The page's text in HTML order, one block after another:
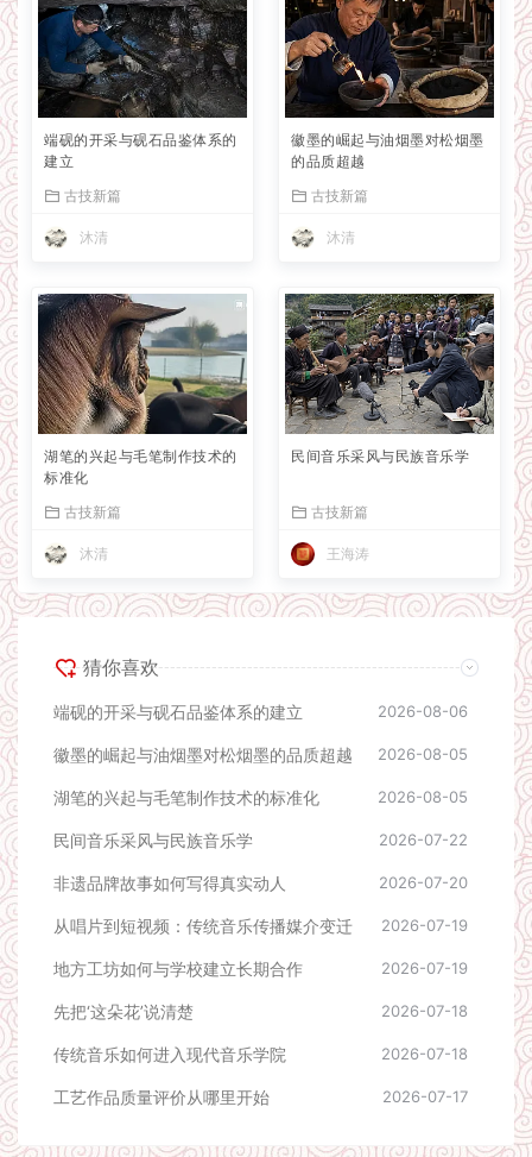
端砚的开采与砚石品鉴体系的
建立
古技新篇
沐清
徽墨的崛起与油烟墨对松烟墨
的品质超越
古技新篇
沐清
湖笔的兴起与毛笔制作技术的
标准化
古技新篇
沐清
民间音乐采风与民族音乐学
古技新篇
王海涛
猜你喜欢
端砚的开采与砚石品鉴体系的建立 2026-08-06
徽墨的崛起与油烟墨对松烟墨的品质超越 2026-08-05
湖笔的兴起与毛笔制作技术的标准化 2026-08-05
民间音乐采风与民族音乐学 2026-07-22
非遗品牌故事如何写得真实动人 2026-07-20
从唱片到短视频：传统音乐传播媒介变迁 2026-07-19
地方工坊如何与学校建立长期合作 2026-07-19
先把‘这朵花’说清楚 2026-07-18
传统音乐如何进入现代音乐学院 2026-07-18
工艺作品质量评价从哪里开始 2026-07-17